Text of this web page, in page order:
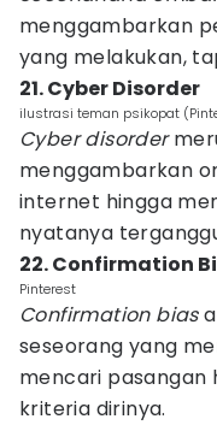
menggambarkan
yang melakukan,
21. Cyber Disorder
ilustrasi teman psikopat
Cyber disorder
menggambarkan
internet hingga
nyatanya
22. Confirmation
Pinterest
Confirmation bias
seseorang yang
mencari pasangan
kriteria dirinya.